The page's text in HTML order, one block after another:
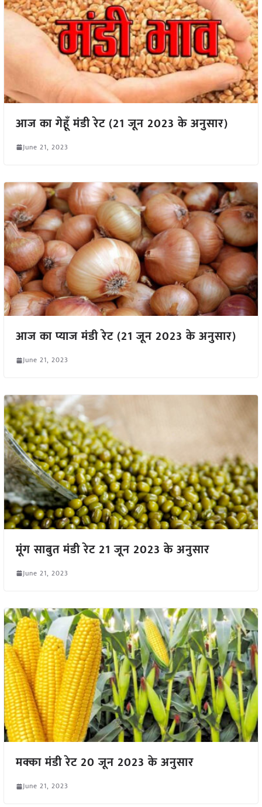
आज का गेहूँ मंडी रेट (21 जून 2023 के अनुसार)
June 21, 2023
आज का प्याज मंडी रेट (21 जून 2023 के अनुसार)
June 21, 2023
मूंग साबुत मंडी रेट 21 जून 2023 के अनुसार
June 21, 2023
मक्का मंडी रेट 20 जून 2023 के अनुसार
June 21, 2023